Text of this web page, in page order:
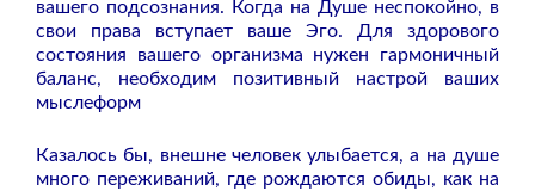
вашего подсознания. Когда на Душе неспокойно, в
свои права вступает ваше Эго. Для здорового
состояния вашего организма нужен гармоничный
баланс, необходим позитивный настрой ваших
мыслеформ
Казалось бы, внешне человек улыбается, а на душе
много переживаний, где рождаются обиды, как на